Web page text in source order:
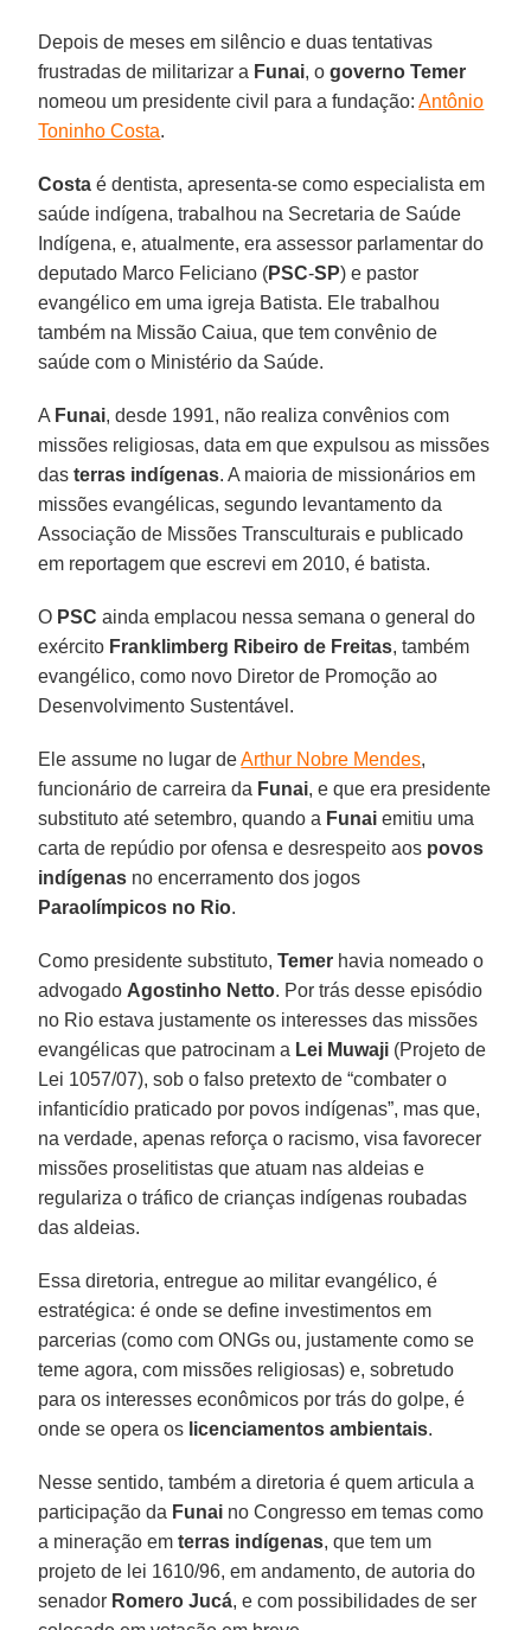
Depois de meses em silêncio e duas tentativas
frustradas de militarizar a Funai, ogoverno Temer
nomeou um presidente civil para a fundação:Antônio
Toninho Costa.
Costa é dentista, apresenta-se como especialista em
saúde indígena, trabalhou na Secretaria de Saúde
Indígena, e, atualmente, era assessor parlamentar do
deputado Marco Feliciano (PSC-SP) e pastor
evangélico em uma igreja Batista. Ele trabalhou
também na Missão Caiua, que tem convênio de
saúde com o Ministério da Saúde.
A Funai, desde 1991, não realiza convênios com
missões religiosas, data em que expulsou as missões
dasterras indígenas. A maioria de missionários em
missões evangélicas, segundo levantamento da
Associação de Missões Transculturais e publicado
em reportagem que escrevi em 2010, é batista.
O PSC ainda emplacou nessa semana o general do
exército Franklimberg Ribeiro de Freitas, também
evangélico, como novo Diretor de Promoção ao
Desenvolvimento Sustentável.
Ele assume no lugar deArthur Nobre Mendes,
funcionário de carreira da Funai, e que era presidente
substituto até setembro, quando a Funai emitiu uma
carta de repúdio por ofensa e desrespeito aos povos
indígenas no encerramento dos jogos
Paraolímpicos no Rio.
Como presidente substituto,Temer havia nomeado o
advogado Agostinho Netto. Por trás desse episódio
no Rio estava justamente os interesses das missões
evangélicas que patrocinam a Lei Muwaji (Projeto de
Lei 1057/07), sob o falso pretexto de “combater o
infanticídio praticado por povos indígenas”, mas que,
na verdade, apenas reforça o racismo, visa favorecer
missões proselitistas que atuam nas aldeias e
regulariza o tráfico de crianças indígenas roubadas
das aldeias.
Essa diretoria, entregue ao militar evangélico, é
estratégica: é onde se define investimentos em
parcerias (como com ONGs ou, justamente como se
teme agora, com missões religiosas) e, sobretudo
para os interesses econômicos por trás do golpe, é
onde se opera os licenciamentos ambientais.
Nesse sentido, também a diretoria é quem articula a
participação da Funai no Congresso em temas como
a mineração emterras indígenas, que tem um
projeto de lei 1610/96, em andamento, de autoria do
senador Romero Jucá, e com possibilidades de ser